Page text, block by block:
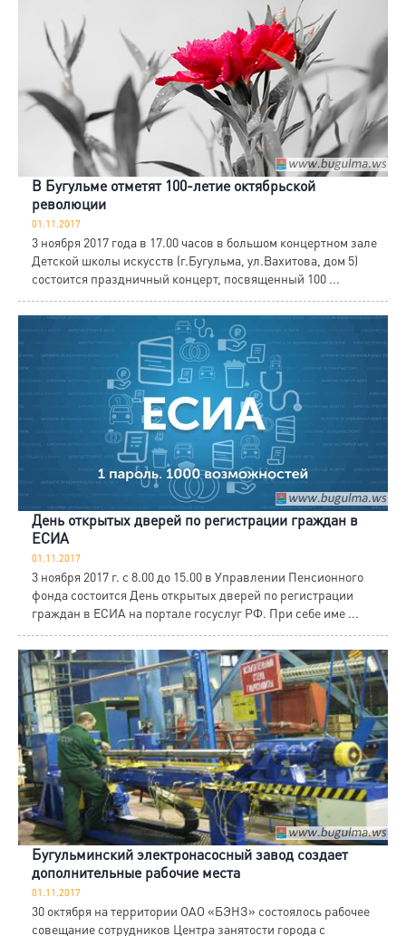
В Бугульме отметят 100-летие октябрьской
революции
01.11.2017
3 ноября 2017 года в 17.00 часов в большом концертном зале
Детской школы искусств (г.Бугульма, ул.Вахитова, дом 5)
состоится праздничный концерт, посвященный 100 ...
День открытых дверей по регистрации граждан в
ЕСИА
01.11.2017
3 ноября 2017 г. с 8.00 до 15.00 в Управлении Пенсионного
фонда состоится День открытых дверей по регистрации
граждан в ЕСИА на портале госуслуг РФ. При себе име ...
Бугульминский электронасосный завод создает
дополнительные рабочие места
01.11.2017
30 октября на территории ОАО «БЭНЗ» состоялось рабочее
совещание сотрудников Центра занятости города с